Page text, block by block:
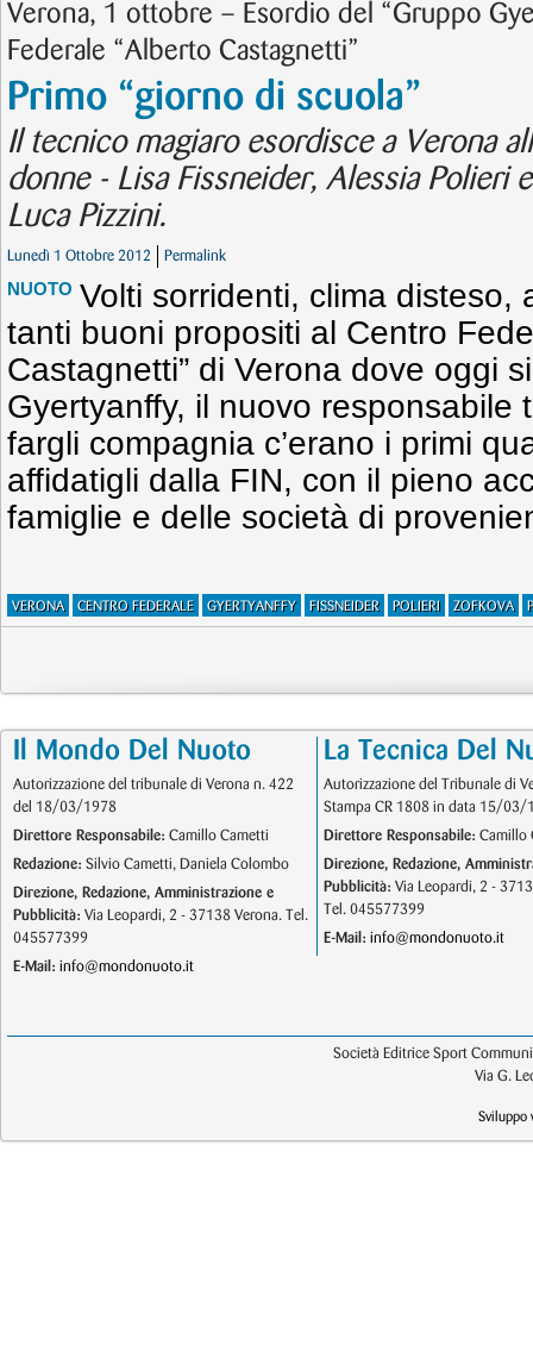
Verona, 1 ottobre – Esordio del “Gruppo
Federale “Alberto Castagnetti”
Primo “giorno di scuola”
Il tecnico magiaro esordisce a Verona
donne - Lisa Fissneider, Alessia Polieri
Luca Pizzini.
Lunedì 1 Ottobre 2012 Permalink
NUOTO Volti sorridenti, clima disteso,
tanti buoni propositi al Centro
Castagnetti” di Verona dove oggi
Gyertyanffy, il nuovo responsabile
fargli compagnia c’erano i primi
affidatigli dalla FIN, con il pieno
famiglie e delle società di
VERONA CENTRO FEDERALE GYERTYANFFY FISSNEIDER POLIERI ZOFKOVA
Il Mondo Del Nuoto
Autorizzazione del tribunale di Verona n. 422
del 18/03/1978
Direttore Responsabile: Camillo Cametti
Redazione: Silvio Cametti, Daniela Colombo
Direzione, Redazione, Amministrazione e
Pubblicità: Via Leopardi, 2 - 37138 Verona. Tel.
045577399
E-Mail: info@mondonuoto.it
La Tecnica Del
Autorizzazione del Tribunale di
Stampa CR 1808 in data 15/03/
Direttore Responsabile: Camillo
Direzione, Redazione,
Pubblicità: Via Leopardi, 2 -
Tel. 045577399
E-Mail: info@mondonuoto.it
Società Editrice Sport
Via G.
Sviluppo